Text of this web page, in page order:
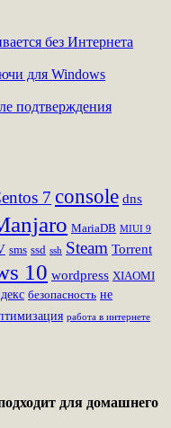
без Интернета
для Windows
подтверждения
7 console dns
MariaDB MIUI 9
sms ssd ssh Steam Torrent
10 wordpress XIAOMI
безопасность не
работа в интернете
для домашнего